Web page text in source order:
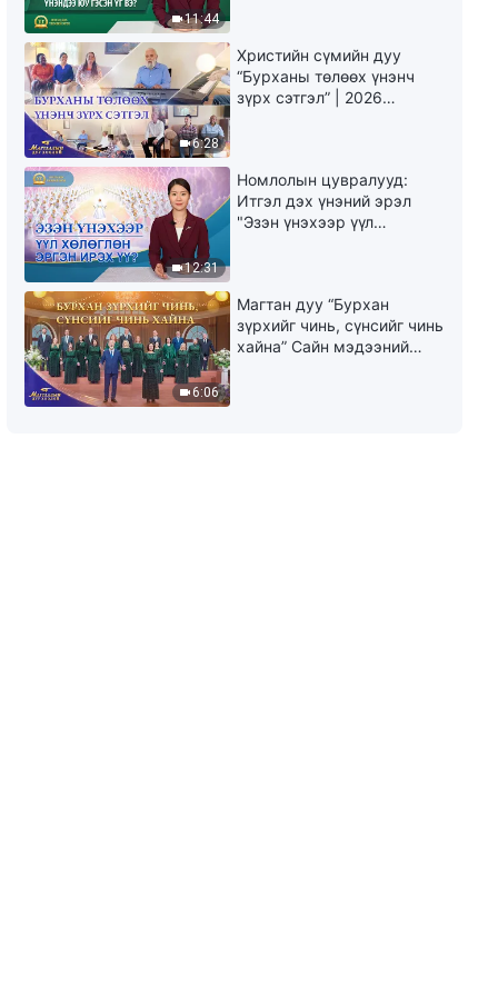
30:25
Сайн мэдээний гэрчлэлүүд
“Одоо би жинхэнэ Христийг
хуурамч Христүүдээс ялгаж
чаддаг боллоо”
32:20
Христэд итгэгчдийн
туршлагын тухай гэрчлэл
“Мөнгөний боолын сэрэлт”
(Mонгол хэлээр)
31:50
Сайн мэдээний гэрчлэлүүд
“Библиэс гадна Бурханы
айлдвар байдаг уу?”
Сайн мэдээний гэрчлэлүүд
“Аавдаа сайн мэдээ түгээсэн
11:44
6:28
Христийн сүмийн дуу
“Бурханы төлөөх үнэнч
зүрх сэтгэл” | 2026
12:31
Номлолын цувралууд:
Итгэл дэх үнэний эрэл
"Эзэн үнэхээр үүл
6:06
Магтан дуу “Бурхан
зүрхийг чинь, сүнсийг чинь
хайна” Сайн мэдээний